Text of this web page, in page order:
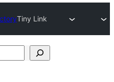
Tiny Link